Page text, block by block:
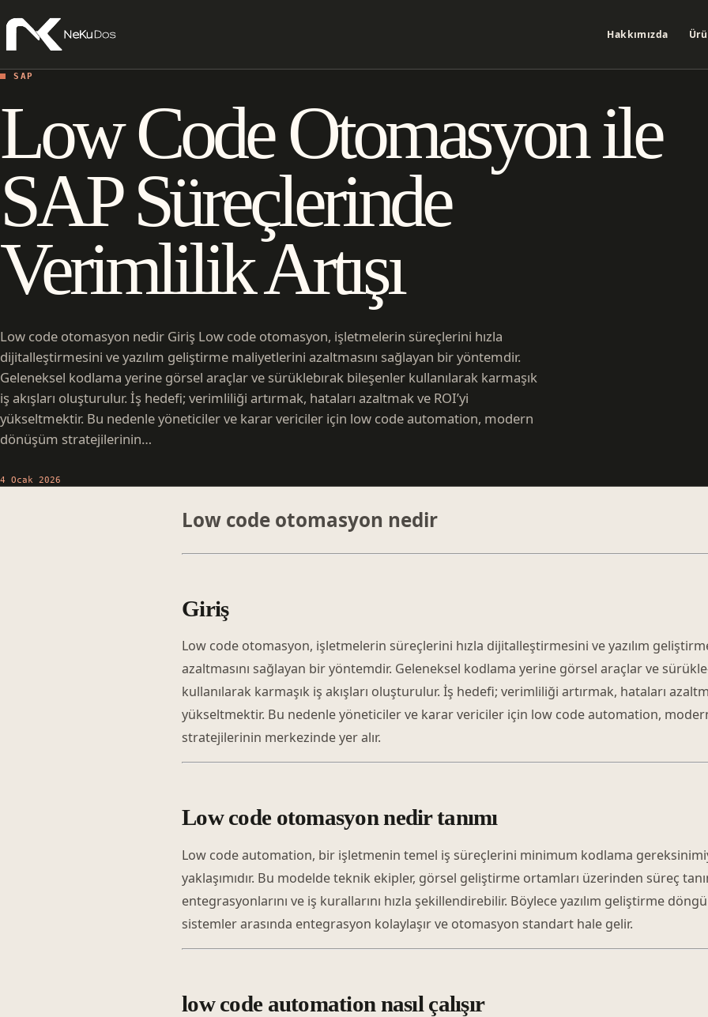
Hakkımızda
SAP
Low Code Otomasyon ile
SAP Süreçlerinde
Verimlilik Artışı
Low code otomasyon nedir Giriş Low code otomasyon, işletmelerin süreçlerini hızla
dijitalleştirmesini ve yazılım geliştirme maliyetlerini azaltmasını sağlayan bir yöntemdir.
Geleneksel kodlama yerine görsel araçlar ve sürüklebırak bileşenler kullanılarak karmaşık
iş akışları oluşturulur. İş hedefi; verimliliği artırmak, hataları azaltmak ve ROI’yi
yükseltmektir. Bu nedenle yöneticiler ve karar vericiler için low code automation, modern
dönüşüm stratejilerinin…
4 Ocak 2026
Low code otomasyon nedir
Giriş
Low code otomasyon, işletmelerin süreçlerini hızla dijitalleştirmesini ve yazılım
azaltmasını sağlayan bir yöntemdir. Geleneksel kodlama yerine görsel araçlar ve
kullanılarak karmaşık iş akışları oluşturulur. İş hedefi; verimliliği artırmak, hataları
yükseltmektir. Bu nedenle yöneticiler ve karar vericiler için low code automation,
stratejilerinin merkezinde yer alır.
Low code otomasyon nedir tanımı
Low code automation, bir işletmenin temel iş süreçlerini minimum kodlama
yaklaşımıdır. Bu modelde teknik ekipler, görsel geliştirme ortamları üzerinden süreç
entegrasyonlarını ve iş kurallarını hızla şekillendirebilir. Böylece yazılım geliştirme
sistemler arasında entegrasyon kolaylaşır ve otomasyon standart hale gelir.
low code automation nasıl çalışır